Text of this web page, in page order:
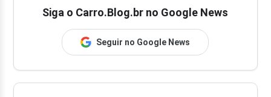
Siga o Carro.Blog.br no Google News
Seguir no Google News